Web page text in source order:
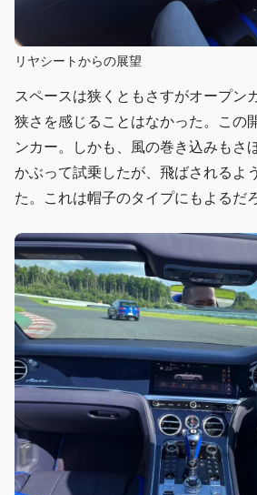
リヤシートからの展望
スペースは狭くともさすがオープン
狭さを感じることはなかった。この
ンカー。しかも、風の巻き込みもさ
かぶって試乗したが、飛ばされるよ
た。これは帽子のタイプにもよるだ